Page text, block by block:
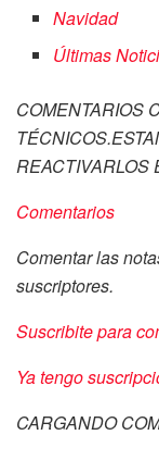
Navidad
Últimas
COMENTARIOS
REACTIVARLOS
Comentarios
Comentar las
suscriptores.
Suscribite para
Ya tengo
CARGANDO